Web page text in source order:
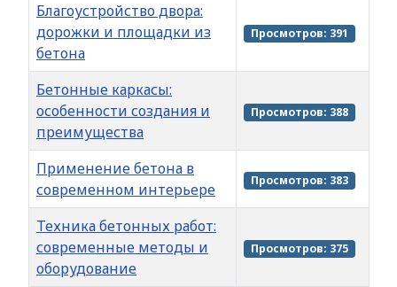
Благоустройство двора:
дорожки и площадки из
бетона
Просмотров: 391
Бетонные каркасы:
особенности создания и
преимущества
Просмотров: 388
Применение бетона в
современном интерьере
Просмотров: 383
Техника бетонных работ:
современные методы и
оборудование
Просмотров: 375